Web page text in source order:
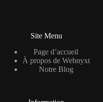
Site Menu
Page d’accueil
À propos de Webnyxt
Notre Blog